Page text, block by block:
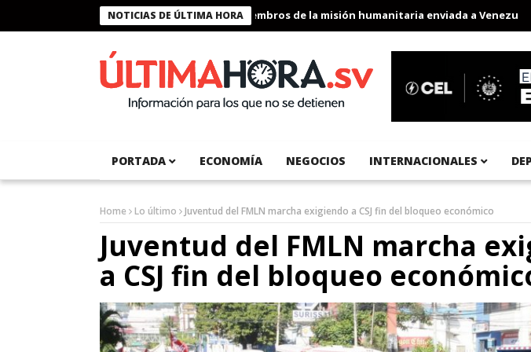
NOTICIAS DE ÚLTIMA HORA
Presidente Bukele condecora a miembros de la misión humanitaria enviada a Venezuela
PORTADA ECONOMÍA NEGOCIOS INTERNACIONALES
Home Lo último Juventud del FMLN marcha exigiendo a CSJ fin del bloqueo económico
Juventud del FMLN marcha
a CSJ fin del bloqueo